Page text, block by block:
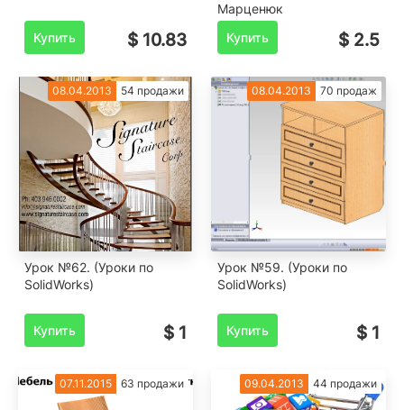
Купить $ 10.83
Марценюк
Купить
$ 2.5
08.04.2013 54 продажи
Урок №62. (Уроки по
SolidWorks)
Купить $ 1
08.04.2013 70 продаж
Урок №59. (Уроки по
SolidWorks)
Купить $ 1
07.11.2015 63 продажи 09.04.2013 44 продажи